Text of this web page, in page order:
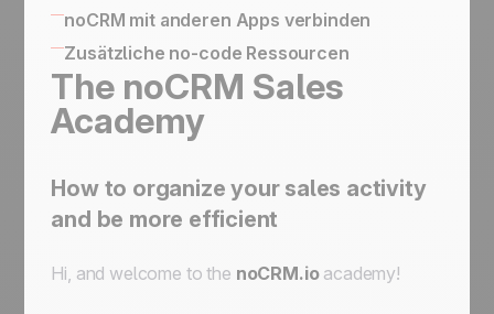
Automatisierung von Arbeitsabläufen und
Verbesserung der Statistiken mit The Butler
Verbinden Sie noCRM mit Zapier und Make
Wie man eine vollständige E-Mail-
Automatisierungsmaschine mit Zapier erstellt
Einem Lead zuweisen, eine E-Mail senden,
für Nachverfolgungen auf StandBy setzen."
Zuweisung eines eingehenden Leads, der
eine bestimmte Bedingung erfüllt, an einen
Zuweisung eines eingehenden Leads an
noCRM mit anderen Apps verbinden
Wie Sie noCRM mit Ihrem eigenen
Informationssystem verbinden
noCRM mit anderen Apps verbinden
Zusätzliche no-code Ressourcen
The noCRM Sales
Academy
How to organize your sales activity
and be more efficient
Hi, and welcome to the noCRM.io academy!